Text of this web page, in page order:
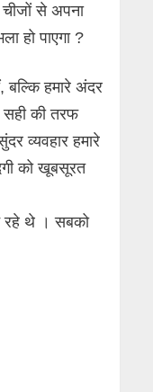
से अपना
हो पाएगा ?
हमारे अंदर
सही की तरफ
व्यवहार हमारे
को खूबसूरत
रहे थे । सबको